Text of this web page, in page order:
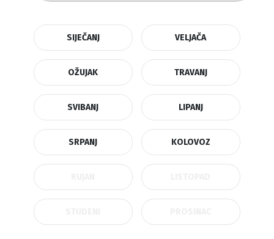
SIJEČANJ VELJAČA
OŽUJAK TRAVANJ
SVIBANJ LIPANJ
SRPANJ KOLOVOZ